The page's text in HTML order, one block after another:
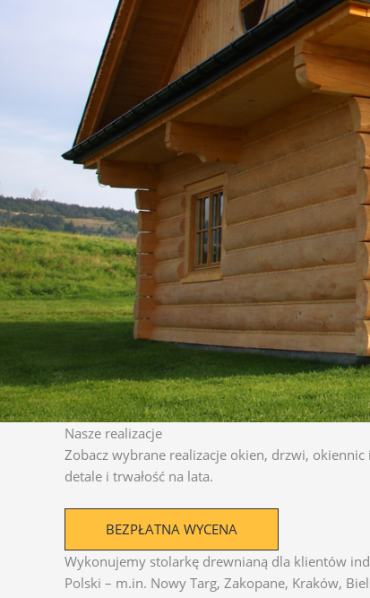
Nasze realizacje
Zobacz wybrane realizacje okien, drzwi,
detale i trwałość na lata.
BEZPŁATNA WYCENA
Wykonujemy stolarkę drewnianą dla klientów
Polski – m.in. Nowy Targ, Zakopane, Kraków,